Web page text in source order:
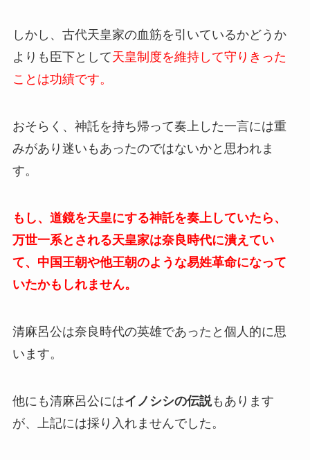
しかし、古代天皇家の血筋を引いているかどうか
よりも臣下として天皇制度を維持して守りきった
ことは功績です。
おそらく、神託を持ち帰って奏上した一言には重
みがあり迷いもあったのではないかと思われま
す。
もし、道鏡を天皇にする神託を奏上していたら、
万世一系とされる天皇家は奈良時代に潰えてい
て、中国王朝や他王朝のような易姓革命になって
いたかもしれません。
清麻呂公は奈良時代の英雄であったと個人的に思
います。
他にも清麻呂公にはイノシシの伝説もあります
が、上記には採り入れませんでした。